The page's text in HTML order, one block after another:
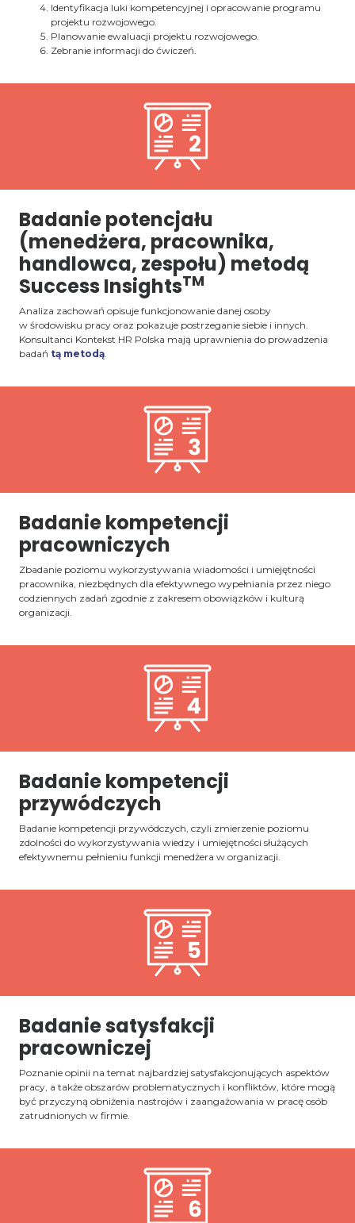
Identyfikacja luki kompetencyjnej i opracowanie programu
projektu rozwojowego.
Planowanie ewaluacji projektu rozwojowego.
Zebranie informacji do ćwiczeń.
Badanie potencjału
(menedżera, pracownika,
handlowca, zespołu) metodą
Success InsightsTM
Analiza zachowań opisuje funkcjonowanie danej osoby
w środowisku pracy oraz pokazuje postrzeganie siebie i innych.
Konsultanci Kontekst HR Polska mają uprawnienia do prowadzenia
badań tą metodą
Badanie kompetencji
pracowniczych
Zbadanie poziomu wykorzystywania wiadomości i umiejętności
pracownika, niezbędnych dla efektywnego wypełniania przez niego
codziennych zadań zgodnie z zakresem obowiązków i kulturą
organizacji.
Badanie kompetencji
przywódczych
Badanie kompetencji przywódczych, czyli zmierzenie poziomu
zdolności do wykorzystywania wiedzy i umiejętności służących
efektywnemu pełnieniu funkcji menedżera w organizacji.
Badanie satysfakcji
pracowniczej
Poznanie opinii na temat najbardziej satysfakcjonujących aspektów
pracy, a także obszarów problematycznych i konfliktów, które mogą
być przyczyną obniżenia nastrojów i zaangażowania w pracę osób
zatrudnionych w firmie.